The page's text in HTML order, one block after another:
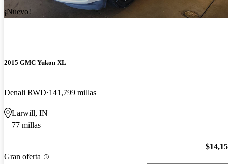
¡Nuevo!
2015 GMC Yukon XL
Denali RWD 141,799 millas
Larwill, IN
77 millas
Gran oferta